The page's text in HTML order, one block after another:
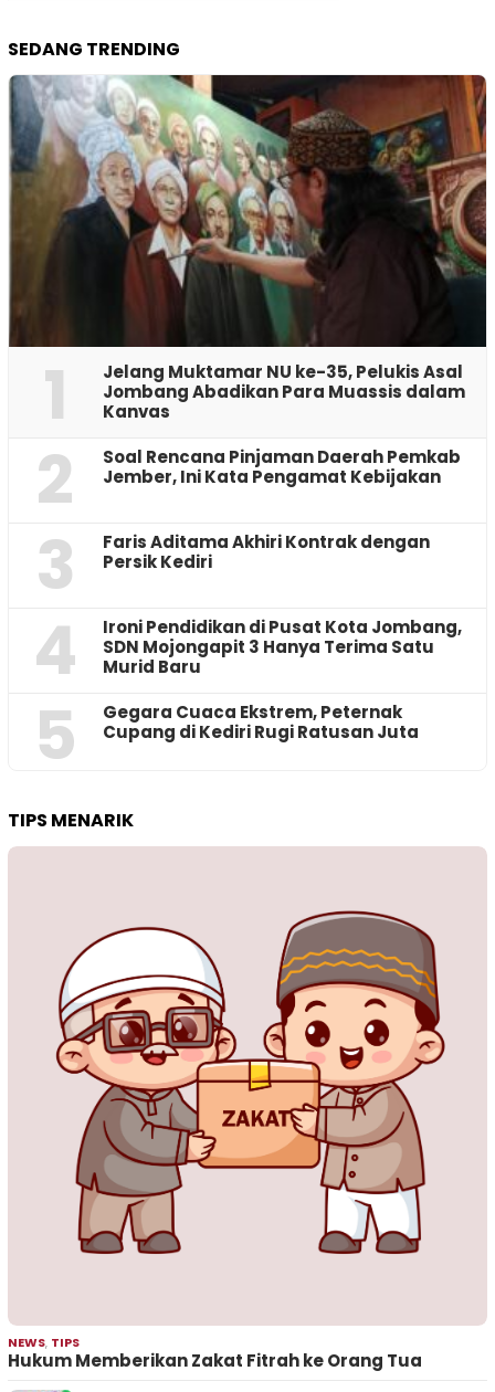
SEDANG TRENDING
1
Jelang Muktamar NU ke-35, Pelukis Asal
Jombang Abadikan Para Muassis dalam
Kanvas
2
‎Soal Rencana Pinjaman Daerah Pemkab
Jember, Ini Kata Pengamat Kebijakan ‎
3
Faris Aditama Akhiri Kontrak dengan
Persik Kediri
4
Ironi Pendidikan di Pusat Kota Jombang,
SDN Mojongapit 3 Hanya Terima Satu
Murid Baru
5
‎Gegara Cuaca Ekstrem, Peternak
Cupang di Kediri Rugi Ratusan Juta
TIPS MENARIK
NEWS, TIPS
Hukum Memberikan Zakat Fitrah ke Orang Tua